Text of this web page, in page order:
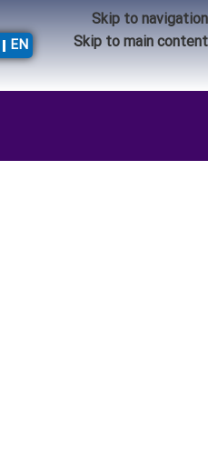
Skip to navigation
Skip to main content
EN